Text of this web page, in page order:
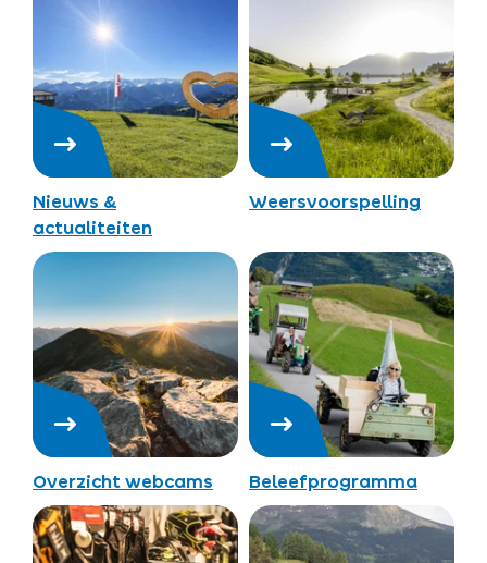
Nieuws &
actualiteiten
Weersvoorspelling
Overzicht webcams Beleefprogramma